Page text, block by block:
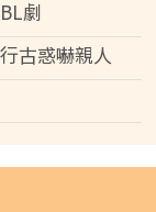
劇
古惑嚇親人